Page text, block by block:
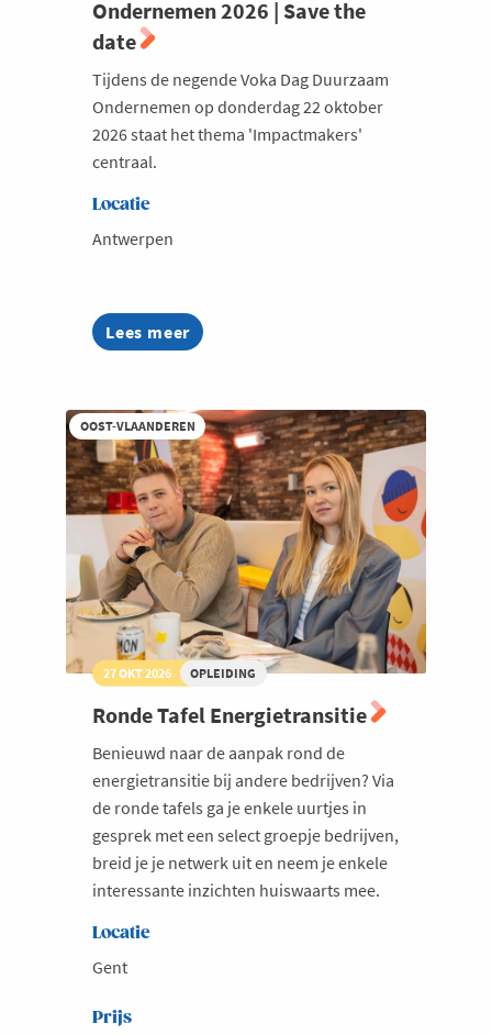
Ondernemen 2026 | Save the
date
Tijdens de negende Voka Dag Duurzaam
Ondernemen op donderdag 22 oktober
2026 staat het thema 'Impactmakers'
centraal.
Locatie
Antwerpen
Lees meer
about
Voka
Ondernemen
2026
|
Save
the
date
OOST-VLAANDEREN
27 OKT 2026 OPLEIDING
Ronde Tafel Energietransitie
Benieuwd naar de aanpak rond de
energietransitie bij andere bedrijven? Via
de ronde tafels ga je enkele uurtjes in
gesprek met een select groepje bedrijven,
breid je je netwerk uit en neem je enkele
interessante inzichten huiswaarts mee.
Locatie
Gent
Prijs